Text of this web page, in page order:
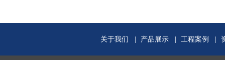
关于我们 产品展示 工程案例